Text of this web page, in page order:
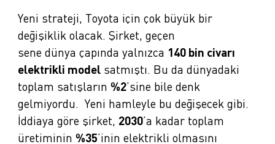
Yeni strateji, Toyota için çok büyük bir
değişiklik olacak. Şirket, geçen
sene dünya çapında yalnızca 140 bin civarı
elektrikli modelsatmıştı. Bu da dünyadaki
toplam satışların %2’sine bile denk
gelmiyordu. Yeni hamleyle bu değişecek gibi.
İddiaya göre şirket, 2030’a kadar toplam
üretiminin %35’inin elektrikli olmasını